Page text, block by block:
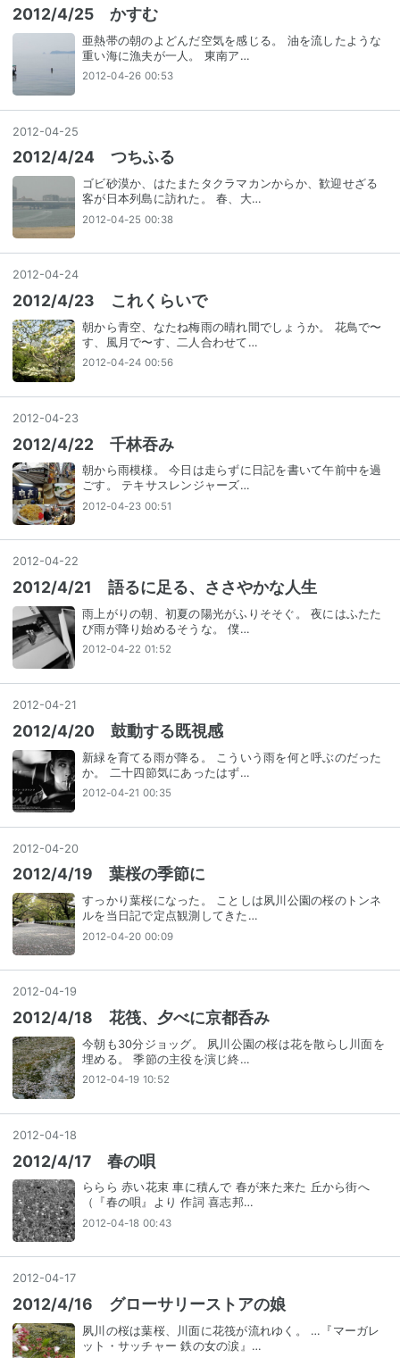
2012/4/25 かすむ
亜熱帯の朝のよどんだ空気を感じる。 油を流したような
重い海に漁夫が一人。 東南ア…
2012-04-26 00:53
2012-04-25
2012/4/24 つちふる
ゴビ砂漠か、はたまたタクラマカンからか、歓迎せざる
客が日本列島に訪れた。 春、大…
2012-04-25 00:38
2012-04-24
2012/4/23 これくらいで
朝から青空、なたね梅雨の晴れ間でしょうか。 花鳥で〜
す、風月で〜す、二人合わせて…
2012-04-24 00:56
2012-04-23
2012/4/22 千林吞み
朝から雨模様。 今日は走らずに日記を書いて午前中を過
ごす。 テキサスレンジャーズ…
2012-04-23 00:51
2012-04-22
2012/4/21 語るに足る、ささやかな人生
雨上がりの朝、初夏の陽光がふりそそぐ。 夜にはふたた
び雨が降り始めるそうな。 僕…
2012-04-22 01:52
2012-04-21
2012/4/20 鼓動する既視感
新緑を育てる雨が降る。 こういう雨を何と呼ぶのだった
か。 二十四節気にあったはず…
2012-04-21 00:35
2012-04-20
2012/4/19 葉桜の季節に
すっかり葉桜になった。 ことしは夙川公園の桜のトンネ
ルを当日記で定点観測してきた…
2012-04-20 00:09
2012-04-19
2012/4/18 花筏、夕べに京都呑み
今朝も30分ジョッグ。 夙川公園の桜は花を散らし川面を
埋める。 季節の主役を演じ終…
2012-04-19 10:52
2012-04-18
2012/4/17 春の唄
ららら 赤い花束 車に積んで 春が来た来た 丘から街へ
（『春の唄』より 作詞 喜志邦…
2012-04-18 00:43
2012-04-17
2012/4/16 グローサリーストアの娘
夙川の桜は葉桜、川面に花筏が流れゆく。 …『マーガレ
ット・サッチャー 鉄の女の涙』…